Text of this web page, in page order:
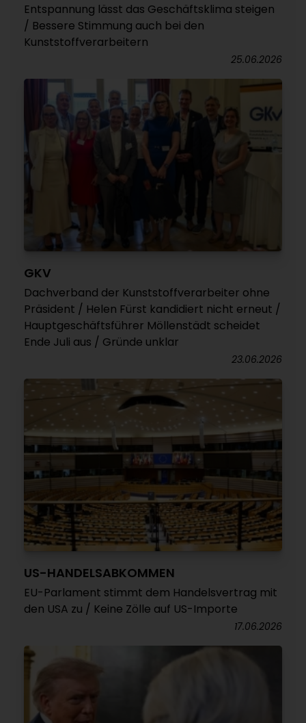
Entspannung lässt das Geschäftsklima steigen
/ Bessere Stimmung auch bei den
Kunststoffverarbeitern
25.06.2026
GKV
Dachverband der Kunststoffverarbeiter ohne
Präsident / Helen Fürst kandidiert nicht erneut /
Hauptgeschäftsführer Möllenstädt scheidet
Ende Juli aus / Gründe unklar
23.06.2026
US-HANDELSABKOMMEN
EU-Parlament stimmt dem Handelsvertrag mit
den USA zu / Keine Zölle auf US-Importe
17.06.2026